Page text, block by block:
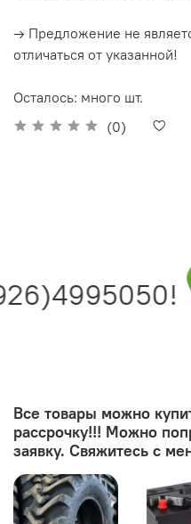
(0)
→ Предложение не
отличаться от указанной!
Осталось: много шт.
Все товары можно
рассрочку!!! Можно
заявку. Свяжитесь с